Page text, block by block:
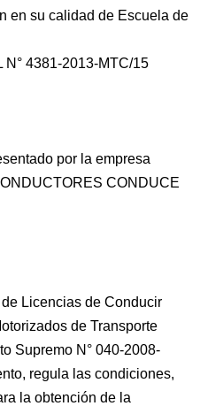
en su calidad de Escuela de
4381-2013-MTC/15
por la empresa
CONDUCE
Licencias de Conducir
de Transporte
Supremo N° 040-2008-
regula las condiciones,
la obtención de la